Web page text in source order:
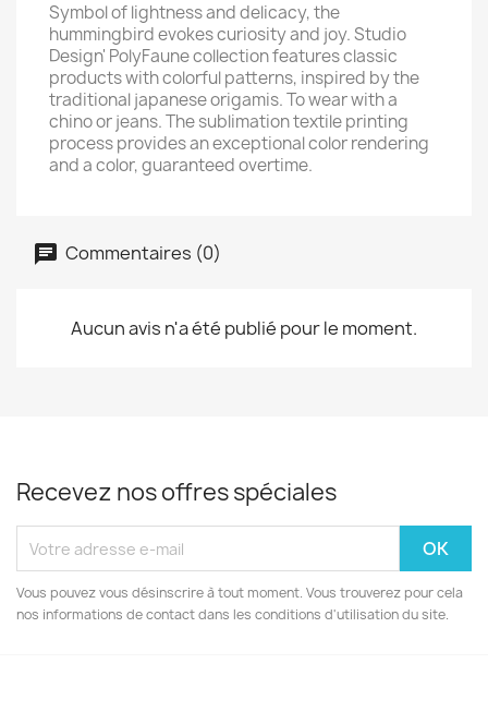
Symbol of lightness and delicacy, the
hummingbird evokes curiosity and joy. Studio
Design' PolyFaune collection features classic
products with colorful patterns, inspired by the
traditional japanese origamis. To wear with a
chino or jeans. The sublimation textile printing
process provides an exceptional color rendering
and a color, guaranteed overtime.
Commentaires (0)
Aucun avis n'a été publié pour le moment.
Recevez nos offres spéciales
Vous pouvez vous désinscrire à tout moment. Vous trouverez pour cela
nos informations de contact dans les conditions d'utilisation du site.